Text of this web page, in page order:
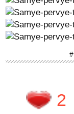
#
2